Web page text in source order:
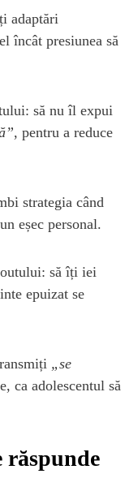
adaptări
încât presiunea să
să nu îl expui
, pentru a reduce
strategia când
eșec personal.
să îți iei
epuizat se
„se
ca adolescentul să
răspunde